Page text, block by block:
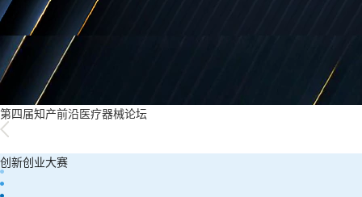
第四届知产前沿医疗器械论坛
创新创业大赛